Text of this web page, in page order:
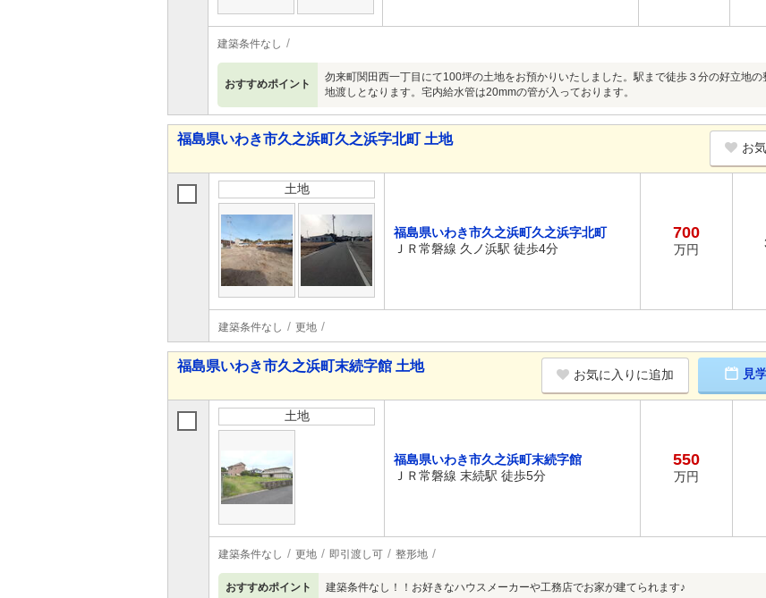
建築条件なし
おすすめポイント
勿来町関田西一丁目にて100坪の土地をお預かりいたしました。駅まで徒歩３分の好立地
地渡しとなります。宅内給水管は20mmの管が入っております。
福島県いわき市久之浜町久之浜字北町 土地
お
土地
福島県いわき市久之浜町久之浜字北町
ＪＲ常磐線 久ノ浜駅 徒歩4分
700
万円
建築条件なし 更地
福島県いわき市久之浜町末続字館 土地
お気に入りに追加 見
土地
福島県いわき市久之浜町末続字館
ＪＲ常磐線 末続駅 徒歩5分
550
万円
建築条件なし 更地 即引渡し可 整形地
おすすめポイント 建築条件なし！！お好きなハウスメーカーや工務店でお家が建てられます♪